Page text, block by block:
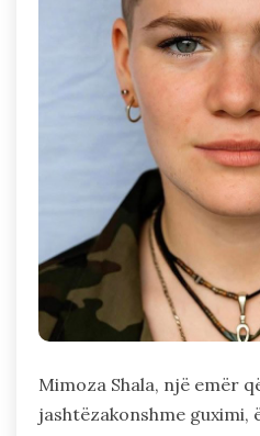
Mimoza Shala, një emër
jashtëzakonshme guximi,